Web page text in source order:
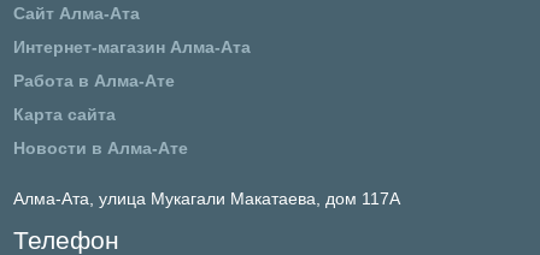
Сайт Алма-Ата
Интернет-магазин Алма-Ата
Работа в Алма-Ате
Карта сайта
Новости в Алма-Ате
Алма-Ата, улица Мукагали Макатаева, дом 117А
Телефон